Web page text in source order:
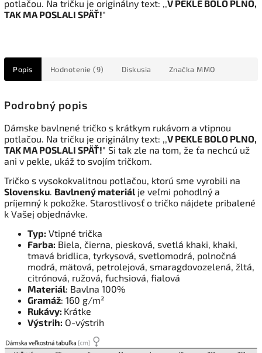
potlačou. Na tričku je originálny text: ,,V PEKLE BOLO PLNO,
TAK MA POSLALI SPÄŤ!"
Popis Hodnotenie (9) Diskusia Značka MMO
Podrobný popis
Dámske bavlnené tričko s krátkym rukávom a vtipnou
potlačou. Na tričku je originálny text: ,,V PEKLE BOLO PLNO,
TAK MA POSLALI SPÄŤ!" Si tak zle na tom, že ťa nechcú už
ani v pekle, ukáž to svojím tričkom.
Tričko s vysokokvalitnou potlačou, ktorú sme vyrobili na
Slovensku. Bavlnený materiál je veľmi pohodlný a
príjemný k pokožke. Starostlivosť o tričko nájdete pribalené
k Vašej objednávke.
Typ: Vtipné trička
Farba: Biela, čierna, piesková, svetlá khaki, khaki,
tmavá bridlica, tyrkysová, svetlomodrá, polnočná
modrá, mätová, petrolejová, smaragdovozelená, žltá,
citrónová, ružová, fuchsiová, fialová
Materiál: Bavlna 100%
Gramáž: 160 g/m²
Rukávy: Krátke
Výstrih: O-výstrih